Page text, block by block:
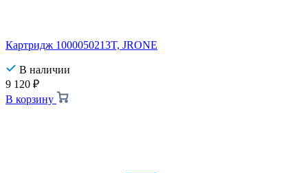
Картридж 1000050213T, JRONE
В наличии
9 120 ₽
В корзину